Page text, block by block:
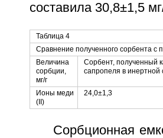
составила 30,8±1,5
Таблица 4
Сравнение полученного сорбента с
Величина
сорбции,
мг/г
Сорбент, полученный
сапропеля в инертной
Ионы меди
(II)
24,0±1,3
Сорбционная